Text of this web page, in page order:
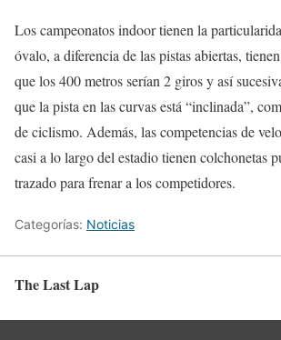
Los campeonatos indoor tienen la
óvalo, a diferencia de las pistas abiertas,
que los 400 metros serían 2 giros y así
que la pista en las curvas está “inclinada”,
de ciclismo. Además, las competencias de
casi a lo largo del estadio tienen colchonetas
trazado para frenar a los competidores.
Categorías: Noticias
The Last Lap